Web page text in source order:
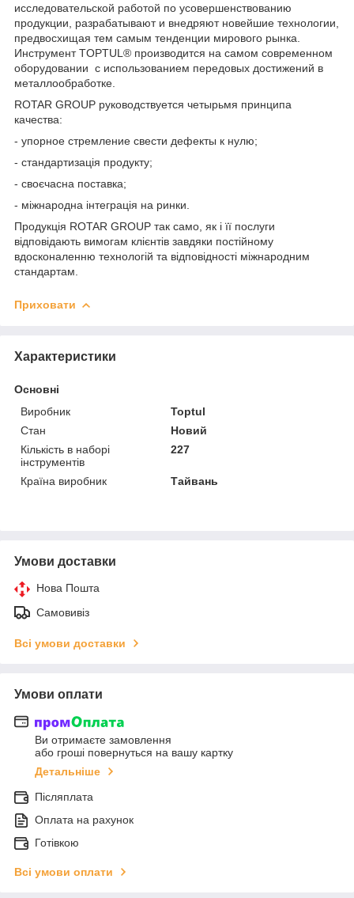
исследовательской работой по усовершенствованию
продукции, разрабатывают и внедряют новейшие технологии,
предвосхищая тем самым тенденции мирового рынка.
Инструмент TOPTUL® производится на самом современном
оборудовании с использованием передовых достижений в
металлообработке.
ROTAR GROUP руководствуется четырьмя принципа
качества:
- упорное стремление свести дефекты к нулю;
- стандартизація продукту;
- своєчасна поставка;
- міжнародна інтеграція на ринки.
Продукція ROTAR GROUP так само, як і її послуги
відповідають вимогам клієнтів завдяки постійному
вдосконаленню технологій та відповідності міжнародним
стандартам.
Приховати
Характеристики
Основні
Виробник
Toptul
Стан
Новий
Кількість в наборі
інструментів
227
Країна виробник Тайвань
Умови доставки
Нова Пошта
Самовивіз
Всі умови доставки
Умови оплати
Ви отримаєте замовлення
або гроші повернуться на вашу картку
Детальніше
Післяплата
Оплата на рахунок
Готівкою
Всі умови оплати